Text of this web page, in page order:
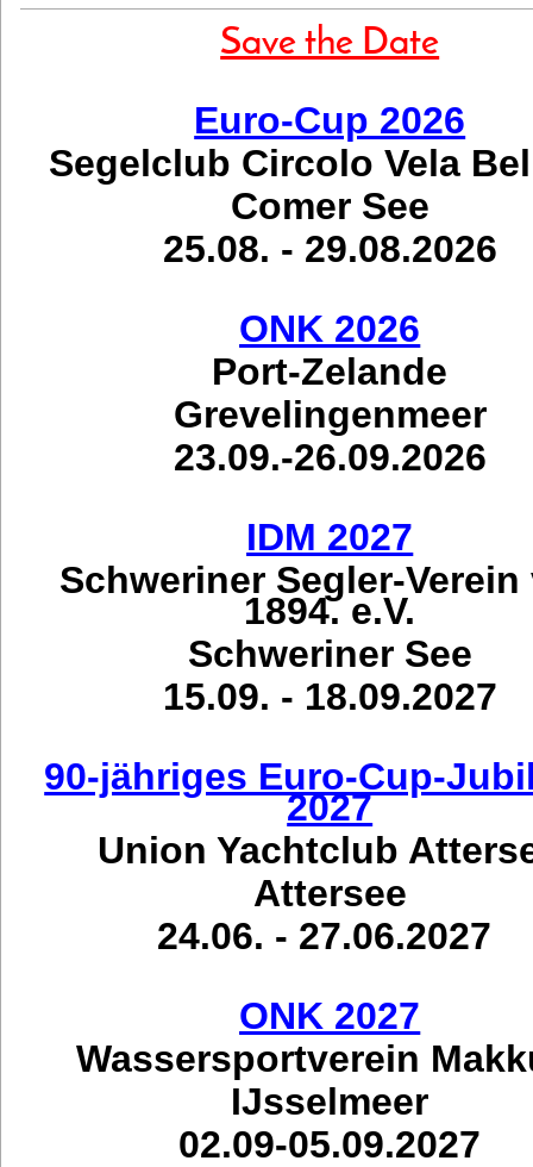
Save the Date
Euro-Cup 2026
Segelclub Circolo Vela
Comer See
25.08. - 29.08.2026
ONK 2026
Port-Zelande
Grevelingenmeer
23.09.-26.09.2026
IDM 2027
Schweriner Segler-Verein
1894. e.V.
Schweriner See
15.09. - 18.09.2027
90-jähriges Euro-Cup-
2027
Union Yachtclub
Attersee
24.06. - 27.06.2027
ONK 2027
Wassersportverein
IJsselmeer
02.09-05.09.2027